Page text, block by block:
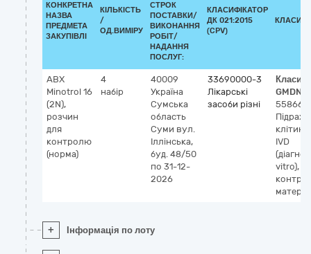
КОНКРЕТНА
НАЗВА
ПРЕДМЕТА
ЗАКУПІВЛІ
КІЛЬКІСТЬ
/
ОД.ВИМІРУ
СТРОК
ПОСТАВКИ/
ВИКОНАННЯ
РОБІТ/
НАДАННЯ
ПОСЛУГ:
КЛАСИФІКАТОР
ДК 021:2015
(CPV)
ABX
Minotrol 16
(2N),
розчин
для
контролю
(норма)
4
набір
40009
Україна
Сумська
область
Суми вул.
Іллінська,
буд. 48/50
по 31-12-
2026
33690000-3
Лікарські
засоби різні
GMDN-
55866
клітин
IVD
vitro),
+ Інформація по лоту